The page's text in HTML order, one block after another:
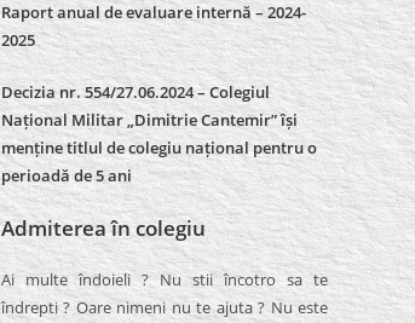
Raport anual de evaluare internă –2024-
2025
Decizia nr. 554/27.06.2024 – Colegiul
Național Militar „Dimitrie Cantemir” își
menține titlul de colegiu național pentru o
perioadă de 5 ani
Admiterea în colegiu
Ai multe îndoieli ? Nu stii încotro sa te
îndrepti ? Oare nimeni nu te ajuta ? Nu este